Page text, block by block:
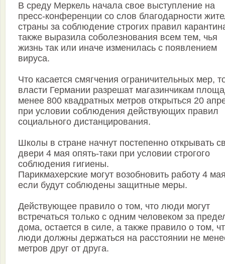
В среду Меркель начала свое выступление на
пресс-конференции со слов благодарности
страны за соблюдение строгих правил
также выразила соболезнования всем тем, чья
жизнь так или иначе изменилась с появлением
вируса.
Что касается смягчения ограничительных мер,
власти Германии разрешат магазинчикам
менее 800 квадратных метров открыться 20
при условии соблюдения действующих правил
социального дистанцирования.
Школы в стране начнут постепенно открывать
двери 4 мая опять-таки при условии строгого
соблюдения гигиены.
Парикмахерские могут возобновить работу 4
если будут соблюдены защитные меры.
Действующее правило о том, что люди могут
встречаться только с одним человеком за
дома, остается в силе, а также правило о том,
люди должны держаться на расстоянии не
метров друг от друга.